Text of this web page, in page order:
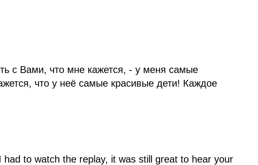
с Вами, что мне кажется, - у меня самые
что у неё самые красивые дети! Каждое
to watch the replay, it was still great to hear your